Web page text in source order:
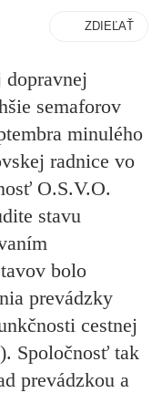
ZDIEĽAŤ
dopravnej
semaforov
minulého
radnice vo
O.S.V.O.
stavu
bolo
prevádzky
cestnej
Spoločnosť tak
prevádzkou a